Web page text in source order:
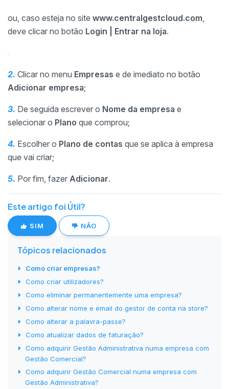
Tópicos relacionados
Como criar empresas?
Como criar utilizadores?
Como eliminar permanentemente uma empresa?
Como alterar nome e email do gestor de conta na store?
Como alterar a palavra-passe?
Como atualizar dados de faturação?
Como adquirir Gestão Administrativa numa empresa com
Gestão Comercial?
Como adquirir Gestão Comercial numa empresa com
Gestão Administrativa?
ou, caso esteja no site www.centralgestcloud.com,
deve clicar no botão Login | Entrar na loja.
2. Clicar no menu Empresas e de imediato no botão
Adicionar empresa;
3. De seguida escrever o Nome da empresa e
selecionar o Plano que comprou;
4. Escolher o Plano de contas que se aplica à empresa
que vai criar;
5. Por fim, fazer Adicionar.
Este artigo foi Útil?
SIM NÃO